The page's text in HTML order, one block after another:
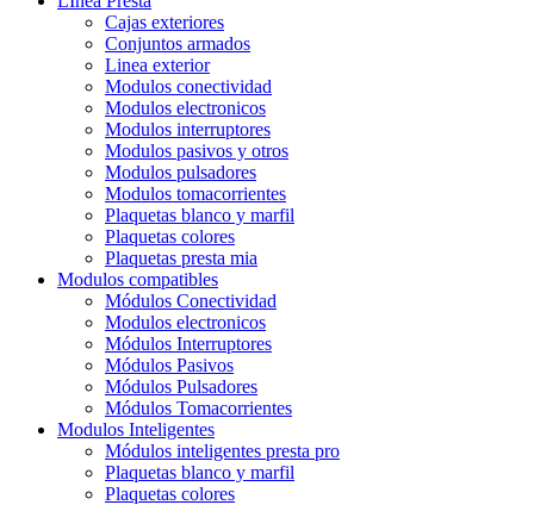
Cajas exteriores
Conjuntos armados
Linea exterior
Modulos conectividad
Modulos electronicos
Modulos interruptores
Modulos pasivos y otros
Modulos pulsadores
Modulos tomacorrientes
Plaquetas blanco y marfil
Plaquetas colores
Plaquetas presta mia
Modulos compatibles
Módulos Conectividad
Modulos electronicos
Módulos Interruptores
Módulos Pasivos
Módulos Pulsadores
Módulos Tomacorrientes
Modulos Inteligentes
Módulos inteligentes presta pro
Plaquetas blanco y marfil
Plaquetas colores